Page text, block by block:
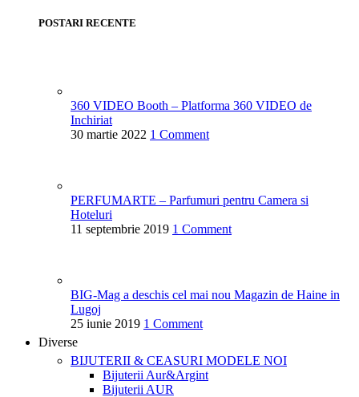
POSTARI RECENTE
360 VIDEO Booth – Platforma 360 VIDEO de
Inchiriat
30 martie 2022 1 Comment
PERFUMARTE – Parfumuri pentru Camera si
Hoteluri
11 septembrie 2019 1 Comment
BIG-Mag a deschis cel mai nou Magazin de Haine in
Lugoj
25 iunie 2019 1 Comment
Diverse
BIJUTERII & CEASURI MODELE NOI
Bijuterii Aur&Argint
Bijuterii AUR